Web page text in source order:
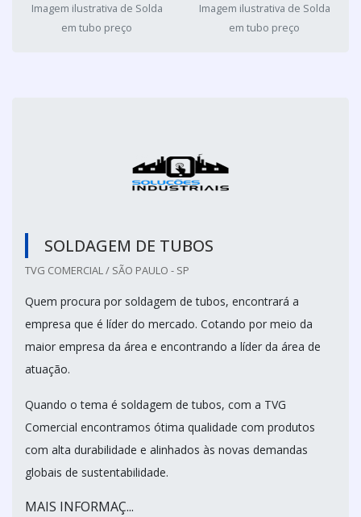
Imagem ilustrativa de Solda
em tubo preço
Imagem ilustrativa de Solda
em tubo preço
SOLDAGEM DE TUBOS
TVG COMERCIAL / SÃO PAULO - SP
Quem procura por soldagem de tubos, encontrará a
empresa que é líder do mercado. Cotando por meio da
maior empresa da área e encontrando a líder da área de
atuação.
Quando o tema é soldagem de tubos, com a TVG
Comercial encontramos ótima qualidade com produtos
com alta durabilidade e alinhados às novas demandas
globais de sustentabilidade.
MAIS INFORMAÇ...